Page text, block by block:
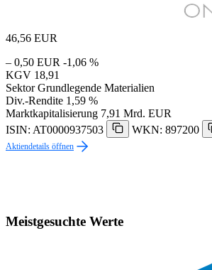
46,56 EUR
– 0,50 EUR -1,06 %
KGV 18,91
Sektor Grundlegende Materialien
Div.-Rendite 1,59 %
Marktkapitalisierung 7,91 Mrd. EUR
ISIN: AT0000937503
WKN: 897200
Aktiendetails öffnen
Meistgesuchte Werte